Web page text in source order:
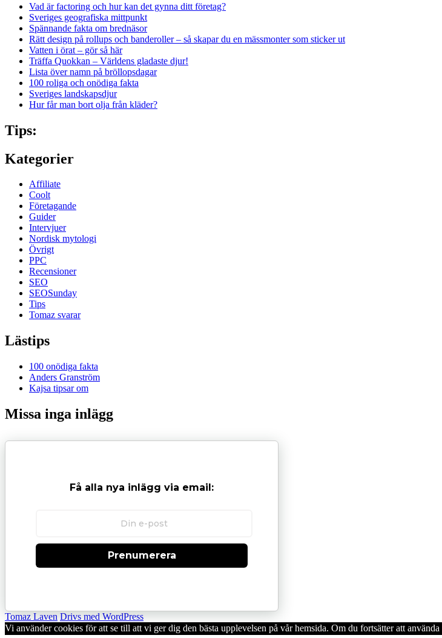
Vad är factoring och hur kan det gynna ditt företag?
Sveriges geografiska mittpunkt
Spännande fakta om brednäsor
Rätt design på rollups och banderoller – så skapar du en mässmonter som sticker ut
Vatten i örat – gör så här
Träffa Quokkan – Världens gladaste djur!
Lista över namn på bröllopsdagar
100 roliga och onödiga fakta
Sveriges landskapsdjur
Hur får man bort olja från kläder?
Tips:
Kategorier
Affiliate
Coolt
Företagande
Guider
Intervjuer
Nordisk mytologi
Övrigt
PPC
Recensioner
SEO
SEOSunday
Tips
Tomaz svarar
Lästips
100 onödiga fakta
Anders Granström
Kajsa tipsar om
Missa inga inlägg
Få alla nya inlägg via email:
Prenumerera
Tomaz Laven Drivs med WordPress
Vi använder cookies för att se till att vi ger dig den bästa upplevelsen på vår hemsida. Om du fortsätter att